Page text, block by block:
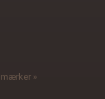
mærker »